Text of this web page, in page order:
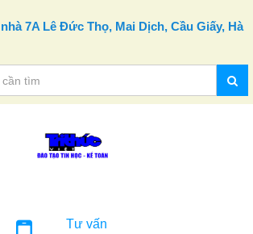
7A Lê Đức Thọ, Mai Dịch, Cầu Giấy, Hà
Tư vấn